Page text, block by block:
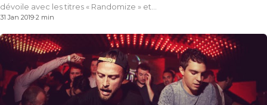
dévoile avec les titres « Randomize » et…
31 Jan 2019·2 min